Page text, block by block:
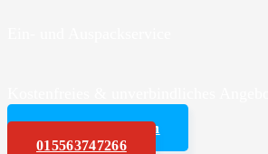
Angebot anfordern
015563747266